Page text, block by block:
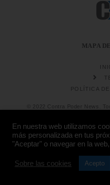
MAPA
POLÍTICA
© 2022 Contra Poder News.
Diseño web
En nuestra web utilizamos
más personalizada en tus
"Aceptar" o navegar en la
Sobre las cookies Acepto